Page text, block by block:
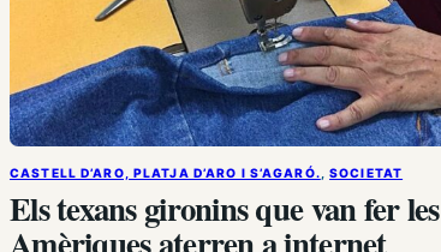
CASTELL D’ARO, PLATJA D’ARO I S’AGARÓ. , SOCIETAT
Els texans gironins que van fer les